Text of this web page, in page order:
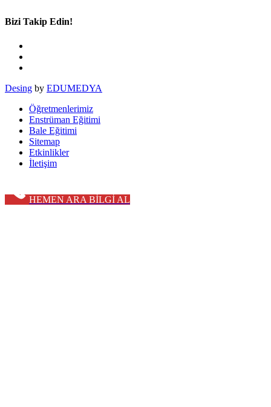
Bizi Takip Edin!
Desing by EDUMEDYA
Öğretmenlerimiz
Enstrüman Eğitimi
Bale Eğitimi
Sitemap
Etkinlikler
İletişim
HEMEN ARA BİLGİ AL